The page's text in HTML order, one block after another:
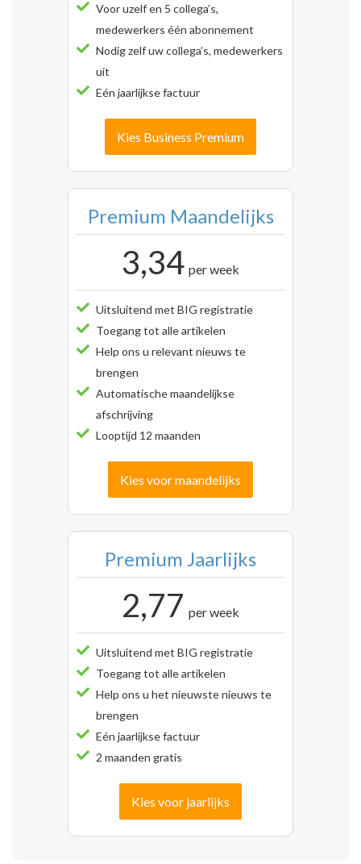
Voor uzelf en 5 collega’s,
medewerkers één abonnement
Nodig zelf uw collega’s, medewerkers
uit
Eén jaarlijkse factuur
Kies Business Premium
Premium Maandelijks
3,34 per week
Uitsluitend met BIG registratie
Toegang tot alle artikelen
Help ons u relevant nieuws te
brengen
Automatische maandelijkse
afschrijving
Looptijd 12 maanden
Kies voor maandelijks
Premium Jaarlijks
2,77 per week
Uitsluitend met BIG registratie
Toegang tot alle artikelen
Help ons u het nieuwste nieuws te
brengen
Eén jaarlijkse factuur
2 maanden gratis
Kies voor jaarlijks